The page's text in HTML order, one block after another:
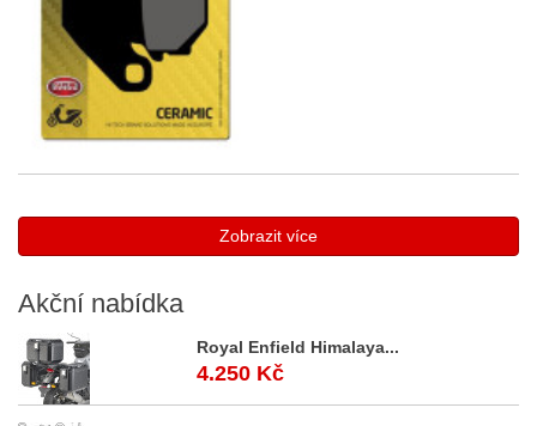
Zobrazit více
Akční nabídka
Royal Enfield Himalaya...
4.250 Kč